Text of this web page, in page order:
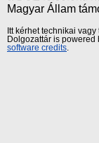
Magyar Állam
Itt kérhet technikai
Dolgozattár is powered
software credits